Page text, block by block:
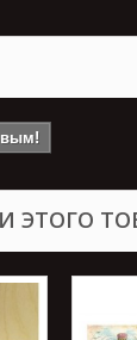
ЭТОГО